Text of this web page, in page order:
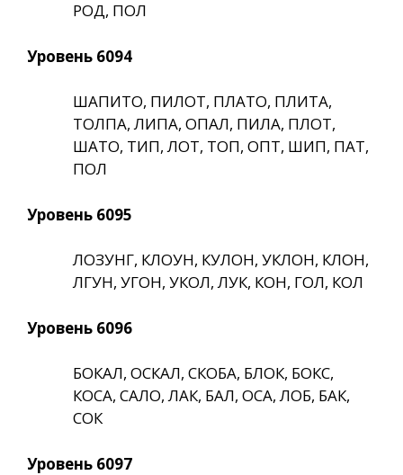
РОД, ПОЛ
Уровень 6094
ШАПИТО, ПИЛОТ, ПЛАТО, ПЛИТА,
ТОЛПА, ЛИПА, ОПАЛ, ПИЛА, ПЛОТ,
ШАТО, ТИП, ЛОТ, ТОП, ОПТ, ШИП, ПАТ,
ПОЛ
Уровень 6095
ЛОЗУНГ, КЛОУН, КУЛОН, УКЛОН, КЛОН,
ЛГУН, УГОН, УКОЛ, ЛУК, КОН, ГОЛ, КОЛ
Уровень 6096
БОКАЛ, ОСКАЛ, СКОБА, БЛОК, БОКС,
КОСА, САЛО, ЛАК, БАЛ, ОСА, ЛОБ, БАК,
СОК
Уровень 6097